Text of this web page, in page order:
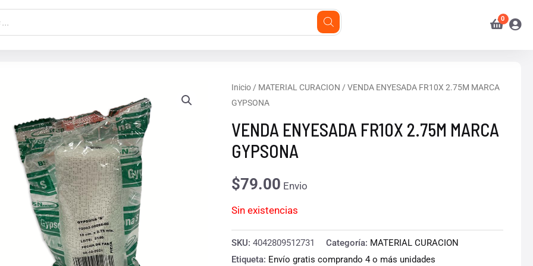
Inicio/ MATERIAL CURACION / VENDA ENYESADA FR10X 2.75M MARCA
GYPSONA
VENDA ENYESADA FR10X 2.75M MARCA
GYPSONA
$79.00 Envio
Sin existencias
SKU: 4042809512731 Categoría: MATERIAL CURACION
Etiqueta: Envío gratis comprando 4 o más unidades